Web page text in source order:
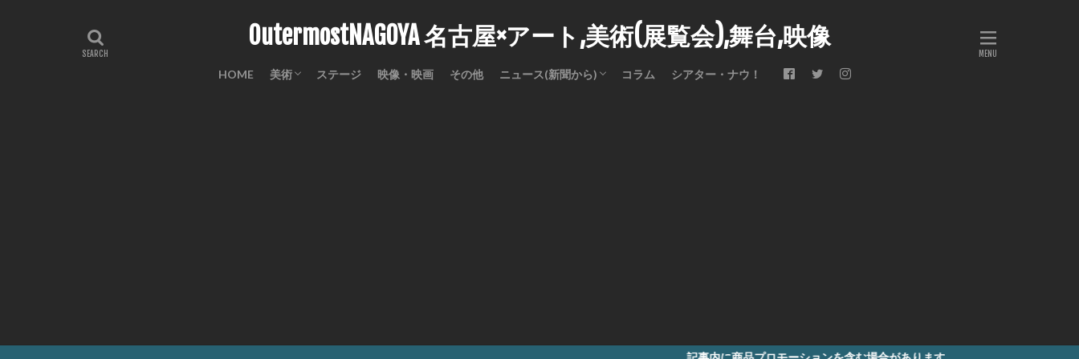
OutermostNAGOYA 名古屋×アート,美術(展覧会),舞台,映像
HOME 美術 ステージ 映像・映画 その他 ニュース(新聞から) コラム シアター・ナウ！